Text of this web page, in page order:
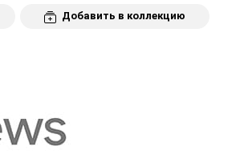
Добавить в коллекцию